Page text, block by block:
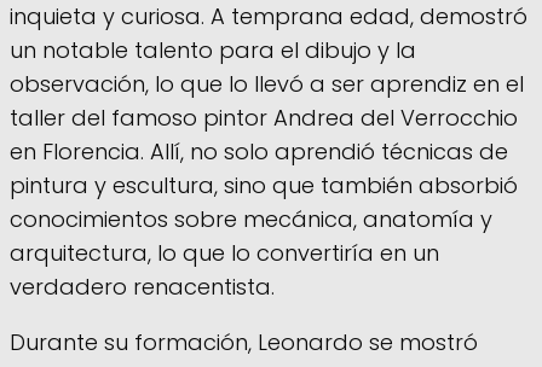
inquieta y curiosa. A temprana edad, demostró
un notable talento para el dibujo y la
observación, lo que lo llevó a ser aprendiz en el
taller del famoso pintor Andrea del Verrocchio
en Florencia. Allí, no solo aprendió técnicas de
pintura y escultura, sino que también absorbió
conocimientos sobre mecánica, anatomía y
arquitectura, lo que lo convertiría en un
verdadero renacentista.
Durante su formación, Leonardo se mostró